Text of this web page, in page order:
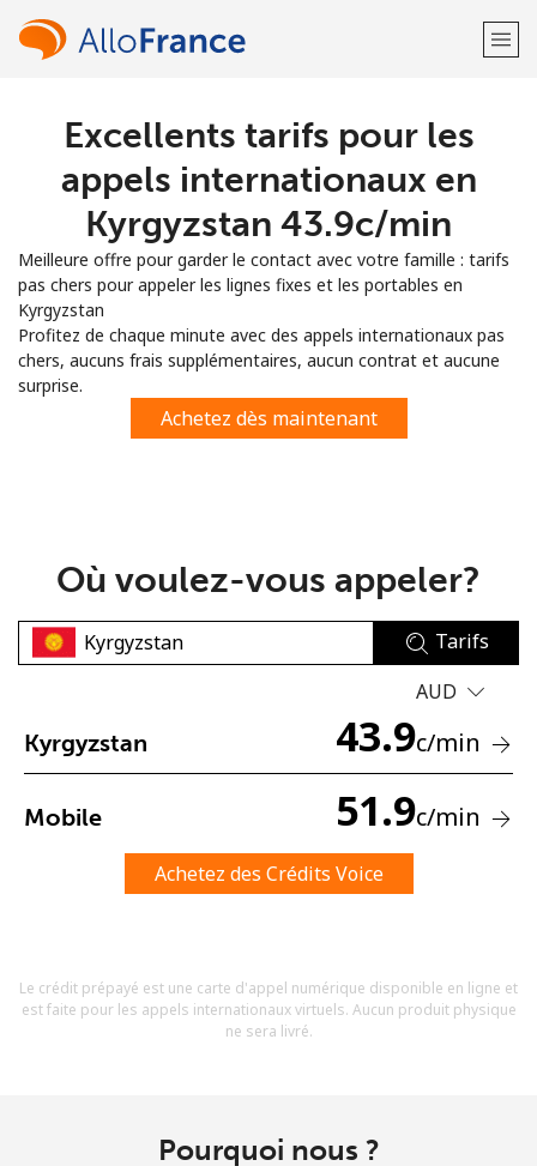
Bienvenue!
Vous avez déjà un compte?
S'enregistrer avec
ou
Aucun mot de passe créé
Un numéro
Restez en contact pour obtenir nos meilleures offres.
S'inscrire
Excellents tarifs pour les
appels internationaux en
Kyrgyzstan ⁦43.9c⁩/min
Meilleure offre pour garder le contact avec votre famille : tarifs
pas chers pour appeler les lignes fixes et les portables en
Kyrgyzstan
Profitez de chaque minute avec des appels internationaux pas
chers, aucuns frais supplémentaires, aucun contrat et aucune
surprise.
Achetez dès maintenant
Où voulez-vous appeler?
Tarifs
AUD
Kyrgyzstan 43.9c/min
Mobile 51.9c/min
Achetez des Crédits Voice
Le crédit prépayé est une carte d'appel numérique disponible en ligne et
est faite pour les appels internationaux virtuels. Aucun produit physique
ne sera livré.
Pourquoi nous ?